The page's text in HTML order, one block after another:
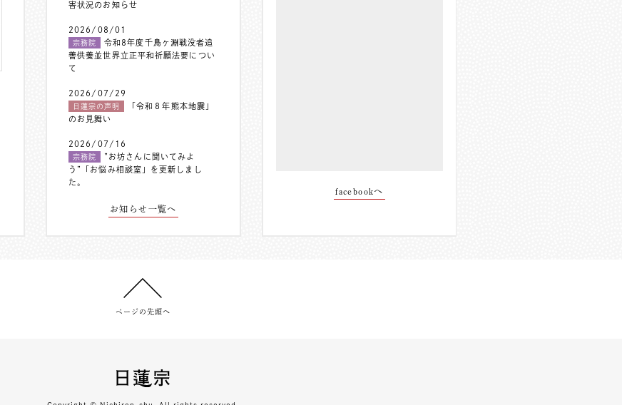
害状況のお知らせ
2026/08/01
宗務院
令和8年度千鳥ヶ淵戦没者追
善供養並世界立正平和祈願法要につい
て
2026/07/29
日蓮宗の声明
「令和８年熊本地震」
のお見舞い
2026/07/16
宗務院
”お坊さんに聞いてみよ
う”「お悩み相談室」を更新しまし
た。
お知らせ一覧へ
facebookへ
ページの先頭へ